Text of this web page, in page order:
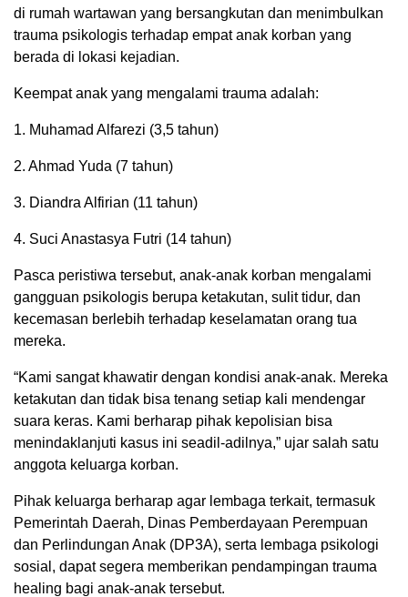
di rumah wartawan yang bersangkutan dan menimbulkan
trauma psikologis terhadap empat anak korban yang
berada di lokasi kejadian.
Keempat anak yang mengalami trauma adalah:
1. Muhamad Alfarezi (3,5 tahun)
2. Ahmad Yuda (7 tahun)
3. Diandra Alfirian (11 tahun)
4. Suci Anastasya Futri (14 tahun)
Pasca peristiwa tersebut, anak-anak korban mengalami
gangguan psikologis berupa ketakutan, sulit tidur, dan
kecemasan berlebih terhadap keselamatan orang tua
mereka.
“Kami sangat khawatir dengan kondisi anak-anak. Mereka
ketakutan dan tidak bisa tenang setiap kali mendengar
suara keras. Kami berharap pihak kepolisian bisa
menindaklanjuti kasus ini seadil-adilnya,” ujar salah satu
anggota keluarga korban.
Pihak keluarga berharap agar lembaga terkait, termasuk
Pemerintah Daerah, Dinas Pemberdayaan Perempuan
dan Perlindungan Anak (DP3A), serta lembaga psikologi
sosial, dapat segera memberikan pendampingan trauma
healing bagi anak-anak tersebut.